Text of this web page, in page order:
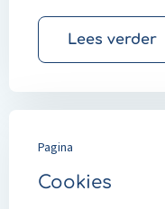
Lees verder
Pagina
Cookies